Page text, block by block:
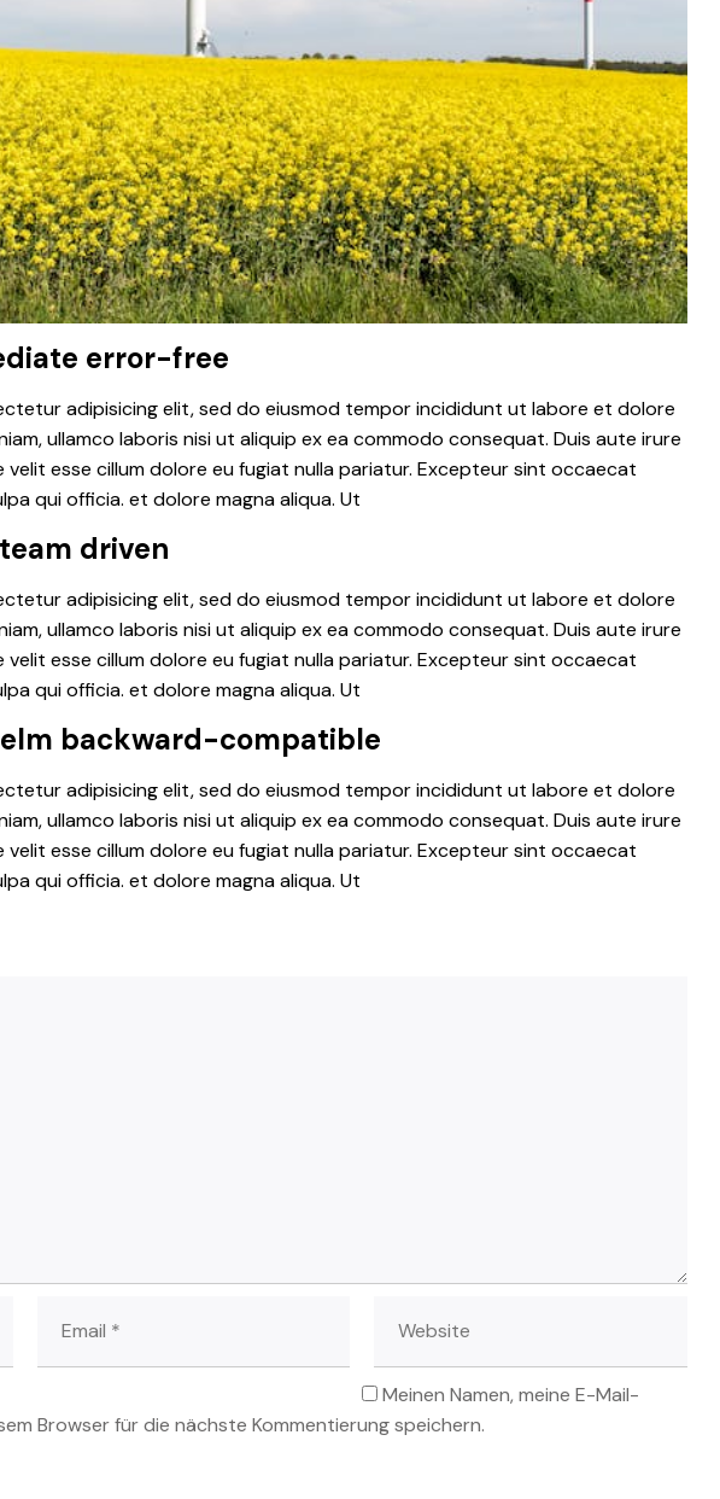
error-free
adipisicing elit, sed do eiusmod tempor incididunt ut labore et dolore
ullamco laboris nisi ut aliquip ex ea commodo consequat. Duis aute irure
esse cillum dolore eu fugiat nulla pariatur. Excepteur sint occaecat
qui officia. et dolore magna aliqua. Ut
driven
adipisicing elit, sed do eiusmod tempor incididunt ut labore et dolore
ullamco laboris nisi ut aliquip ex ea commodo consequat. Duis aute irure
esse cillum dolore eu fugiat nulla pariatur. Excepteur sint occaecat
qui officia. et dolore magna aliqua. Ut
backward-compatible
adipisicing elit, sed do eiusmod tempor incididunt ut labore et dolore
ullamco laboris nisi ut aliquip ex ea commodo consequat. Duis aute irure
esse cillum dolore eu fugiat nulla pariatur. Excepteur sint occaecat
qui officia. et dolore magna aliqua. Ut
Meinen Namen, meine E-Mail-
Browser für die nächste Kommentierung speichern.